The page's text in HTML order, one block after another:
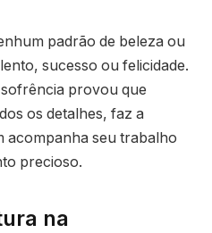
padrão de beleza ou
sucesso ou felicidade.
provou que
os detalhes, faz a
acompanha seu trabalho
precioso.
na